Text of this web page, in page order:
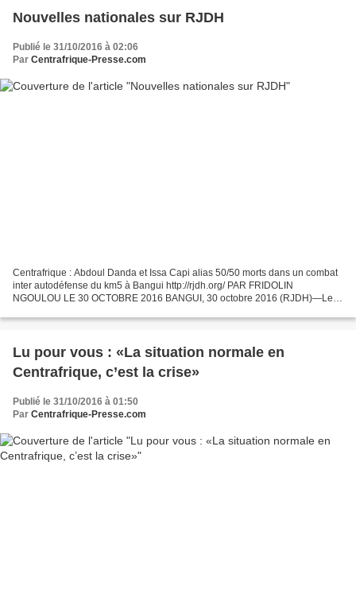
Nouvelles nationales sur RJDH
Publié le 31/10/2016 à 02:06
Par Centrafrique-Presse.com
Centrafrique : Abdoul Danda et Issa Capi alias 50/50 morts dans un combat
inter autodéfense du km5 à Bangui http://rjdh.org/ PAR FRIDOLIN
NGOULOU LE 30 OCTOBRE 2016 BANGUI, 30 octobre 2016 (RJDH)—Les
Lu pour vous : «La situation normale en
Centrafrique, c’est la crise»
Publié le 31/10/2016 à 01:50
Par Centrafrique-Presse.com